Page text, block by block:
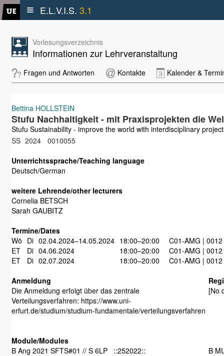
≡ E.L.V.I.S. 3.1
Vorlesungsverzeichnis
Informationen zur Lehrveranstaltung
Fragen und Antworten Kontakte Kalender &
Bettina HOLLSTEIN
Stufu Nachhaltigkeit - mit Praxisprojekten die
Stufu Sustainability - improve the world with interdisciplinary
SS 2024
0010055
Unterrichtssprache/Teaching language
Deutsch/German
weitere Lehrende/other lecturers
Cornelia BETSCH
Sarah GAUBITZ
Termine/Dates
Wö Di 02.04.2024–14.05.2024 18:00–20:00
C01-AMG | 0012
ET
Di 04.06.2024 18:00–20:00
C01-AMG | 0012
ET
Di 02.07.2024 18:00–20:00
C01-AMG | 0012
Anmeldung
Die Anmeldung erfolgt über das zentrale
Verteilungsverfahren: https://www.uni-
erfurt.de/studium/studium-fundamentale/verteilungsverfahren
[No
Module/Modules
B Ang 2021 SFTS#01 // S 6LP ::252022::
B